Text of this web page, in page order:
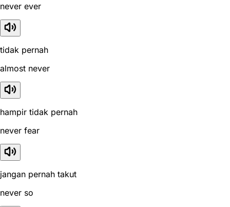
never ever
tidak pernah
almost never
hampir tidak pernah
never fear
jangan pernah takut
never so